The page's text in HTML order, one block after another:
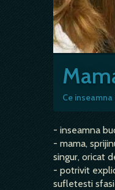
Ce
- inseamna
- mama,
singur, oricat
- potrivit
sufletesti